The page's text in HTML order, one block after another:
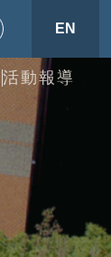
EN
活動報導